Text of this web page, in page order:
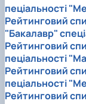
пеціальності
Рейтинговий
"Бакалавр"
Рейтинговий
пеціальності
Рейтинговий
пеціальності
Рейтинговий